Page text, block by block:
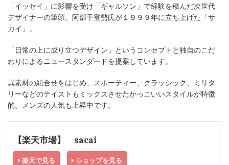
「イッセイ」に影響を受け「ギャルソン」で経験を積んだ次世代
デザイナーの筆頭、阿部千登勢氏が１９９９年に立ち上げた「サ
カイ」。
「日常の上に成り立つデザイン」というコンセプトと独自のこだ
わりによるニュースタンダードを提案しています。
異素材の組合せをはじめ、スポーティー、クラッシック、ミリタ
リーなどのテイストもミックスさせたかっこいいスタイルが特徴
的。メンズの人気も上昇中です。
【楽天市場】 sacai
楽天で見る ショップを見る